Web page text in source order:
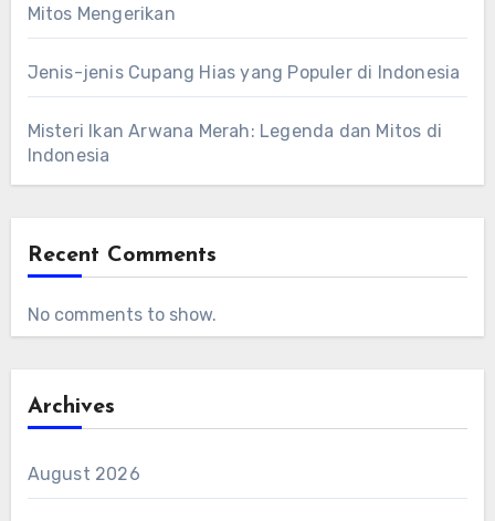
Mitos Mengerikan
Jenis-jenis Cupang Hias yang Populer di Indonesia
Misteri Ikan Arwana Merah: Legenda dan Mitos di
Indonesia
Recent Comments
No comments to show.
Archives
August 2026